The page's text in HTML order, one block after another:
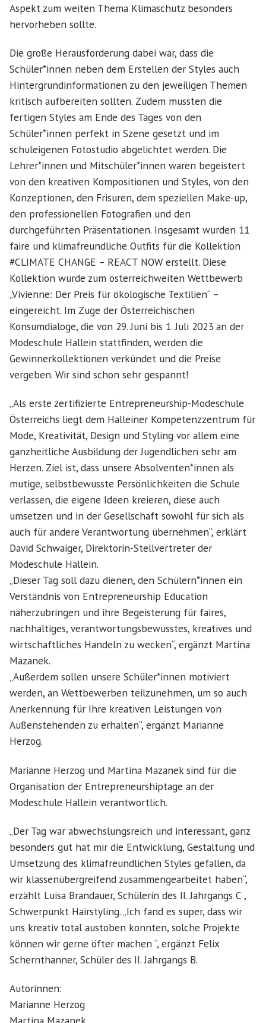
Aspekt zum weiten Thema Klimaschutz besonders
hervorheben sollte.
Die große Herausforderung dabei war, dass die
Schüler*innen neben dem Erstellen der Styles auch
Hintergrundinformationen zu den jeweiligen Themen
kritisch aufbereiten sollten. Zudem mussten die
fertigen Styles am Ende des Tages von den
Schüler*innen perfekt in Szene gesetzt und im
schuleigenen Fotostudio abgelichtet werden. Die
Lehrer*innen und Mitschüler*innen waren begeistert
von den kreativen Kompositionen und Styles, von den
Konzeptionen, den Frisuren, dem speziellen Make-up,
den professionellen Fotografien und den
durchgeführten Präsentationen. Insgesamt wurden 11
faire und klimafreundliche Outfits für die Kollektion
#CLIMATE CHANGE – REACT NOW erstellt. Diese
Kollektion wurde zum österreichweiten Wettbewerb
„Vivienne: Der Preis für ökologische Textilien“ –
eingereicht. Im Zuge der Österreichischen
Konsumdialoge, die von 29. Juni bis 1. Juli 2023 an der
Modeschule Hallein stattfinden, werden die
Gewinnerkollektionen verkündet und die Preise
vergeben. Wir sind schon sehr gespannt!
„Als erste zertifizierte Entrepreneurship-Modeschule
Österreichs liegt dem Halleiner Kompetenzzentrum für
Mode, Kreativität, Design und Styling vor allem eine
ganzheitliche Ausbildung der Jugendlichen sehr am
Herzen. Ziel ist, dass unsere Absolventen*innen als
mutige, selbstbewusste Persönlichkeiten die Schule
verlassen, die eigene Ideen kreieren, diese auch
umsetzen und in der Gesellschaft sowohl für sich als
auch für andere Verantwortung übernehmen“, erklärt
David Schwaiger, Direktorin-Stellvertreter der
Modeschule Hallein.
„Dieser Tag soll dazu dienen, den Schülern*innen ein
Verständnis von Entrepreneurship Education
näherzubringen und ihre Begeisterung für faires,
nachhaltiges, verantwortungsbewusstes, kreatives und
wirtschaftliches Handeln zu wecken“, ergänzt Martina
Mazanek.
„Außerdem sollen unsere Schüler*innen motiviert
werden, an Wettbewerben teilzunehmen, um so auch
Anerkennung für Ihre kreativen Leistungen von
Außenstehenden zu erhalten“, ergänzt Marianne
Herzog.
Marianne Herzog und Martina Mazanek sind für die
Organisation der Entrepreneurshiptage an der
Modeschule Hallein verantwortlich.
„Der Tag war abwechslungsreich und interessant, ganz
besonders gut hat mir die Entwicklung, Gestaltung und
Umsetzung des klimafreundlichen Styles gefallen, da
wir klassenübergreifend zusammengearbeitet haben“,
erzählt Luisa Brandauer, Schülerin des II. Jahrgangs C ,
Schwerpunkt Hairstyling. „Ich fand es super, dass wir
uns kreativ total austoben konnten, solche Projekte
können wir gerne öfter machen “, ergänzt Felix
Schernthanner, Schüler des II. Jahrgangs B.
Autorinnen:
Marianne Herzog